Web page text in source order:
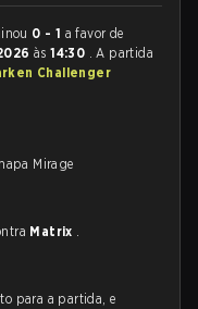
0 - 1 a favor de
às14:30 . A partida
Challenger
Mirage
Matrix .
para a partida, e